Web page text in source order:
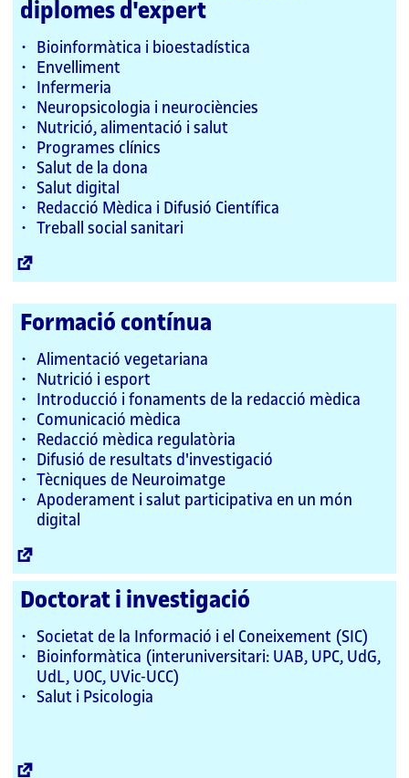
diplomes d'expert
Bioinformàtica i bioestadística
Envelliment
Infermeria
Neuropsicologia i neurociències
Nutrició, alimentació i salut
Programes clínics
Salut de la dona
Salut digital
Redacció Mèdica i Difusió Científica
Treball social sanitari
Formació contínua
Alimentació vegetariana
Nutrició i esport
Introducció i fonaments de la redacció mèdica
Comunicació mèdica
Redacció mèdica regulatòria
Difusió de resultats d'investigació
Tècniques de Neuroimatge
Apoderament i salut participativa en un món
digital
Doctorat i investigació
Societat de la Informació i el Coneixement (SIC)
Bioinformàtica (interuniversitari: UAB, UPC, UdG,
UdL, UOC, UVic-UCC)
Salut i Psicologia